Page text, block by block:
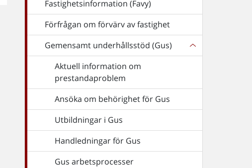
Fastighetsinformation (Favy)
Förfrågan om förvärv av fastighet
Gemensamt underhållsstöd (Gus)
Aktuell information om
prestandaproblem
Ansöka om behörighet för Gus
Utbildningar i Gus
Handledningar för Gus
Gus arbetsprocesser